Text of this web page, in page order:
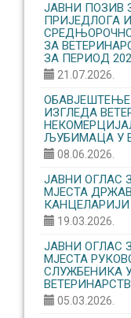
ЈАВНИ
ПРИЈЕДЛОГА
ЗА
ЗА ПЕРИОД
21.07.2026.
ИЗГЛЕДА
ЉУБИМАЦА У
08.06.2026.
ЈАВНИ ОГЛАС
МЈЕСТА
КАНЦЕЛАРИЈИ
19.03.2026.
ЈАВНИ ОГЛАС
МЈЕСТА
СЛУЖБЕНИКА
05.03.2026.